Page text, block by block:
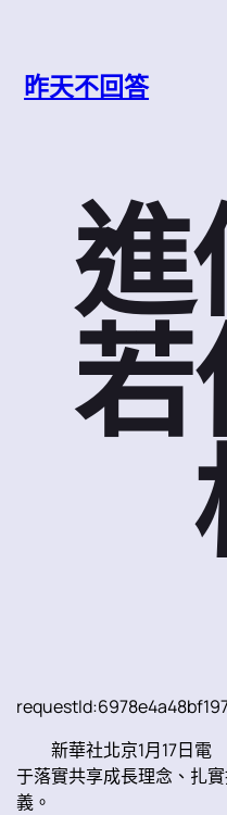
要昨天不回答
進
新華社北京1月17日電
于落實共享成長理念、扎
義。